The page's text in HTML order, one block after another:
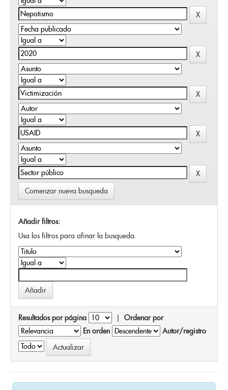
Comenzar nueva busqueda
Añadir filtros:
Usa los filtros para afinar la busqueda.
Resultados por página | Ordenar por
En orden
Autor/registro